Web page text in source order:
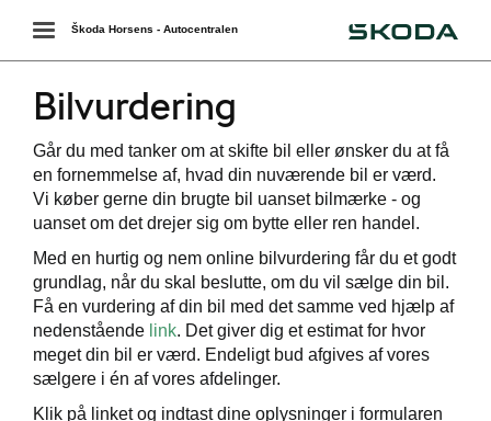
Toggle
navigation
Škoda Horsens - Autocentralen
Bilvurdering
Går du med tanker om at skifte bil eller ønsker du at få
en fornemmelse af, hvad din nuværende bil er værd.
Vi køber gerne din brugte bil uanset bilmærke - og
uanset om det drejer sig om bytte eller ren handel.
Med en hurtig og nem online bilvurdering får du et godt
grundlag, når du skal beslutte, om du vil sælge din bil.
Få en vurdering af din bil med det samme ved hjælp af
nedenstående link. Det giver dig et estimat for hvor
meget din bil er værd. Endeligt bud afgives af vores
sælgere i én af vores afdelinger.
Klik på linket og indtast dine oplysninger i formularen